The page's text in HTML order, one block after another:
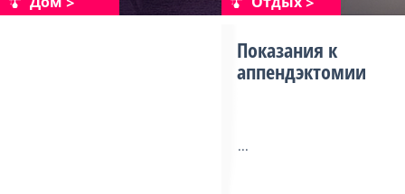
Показания к
аппендэктомии
...